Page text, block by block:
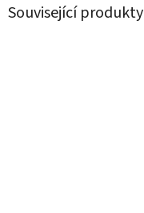
Související produkty